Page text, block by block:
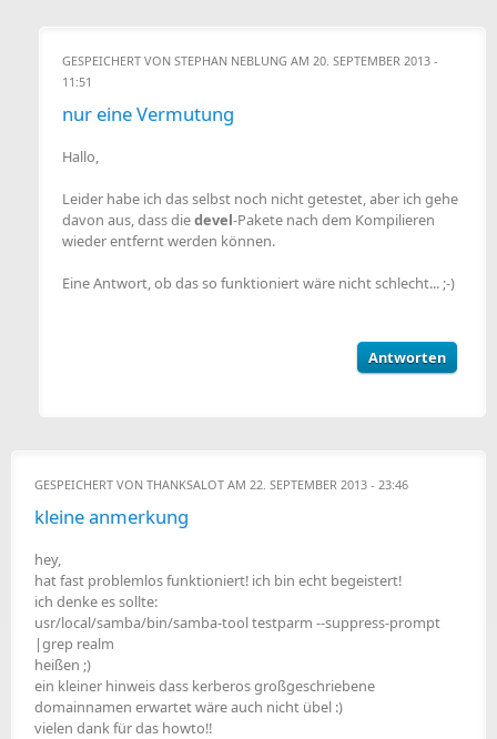
GESPEICHERT VON STEPHAN NEBLUNG AM 20. SEPTEMBER 2013 -
11:51
nur eine Vermutung
Hallo,
Leider habe ich das selbst noch nicht getestet, aber ich gehe
davon aus, dass diedevel-Pakete nach dem Kompilieren
wieder entfernt werden können.
Eine Antwort, ob das so funktioniert wäre nicht schlecht... ;-)
Antworten
GESPEICHERT VON THANKSALOT AM 22. SEPTEMBER 2013 - 23:46
kleine anmerkung
hey,
hat fast problemlos funktioniert! ich bin echt begeistert!
ich denke es sollte:
usr/local/samba/bin/samba-tool testparm --suppress-prompt
|grep realm
heißen ;)
ein kleiner hinweis dass kerberos großgeschriebene
domainnamen erwartet wäre auch nicht übel :)
vielen dank für das howto!!